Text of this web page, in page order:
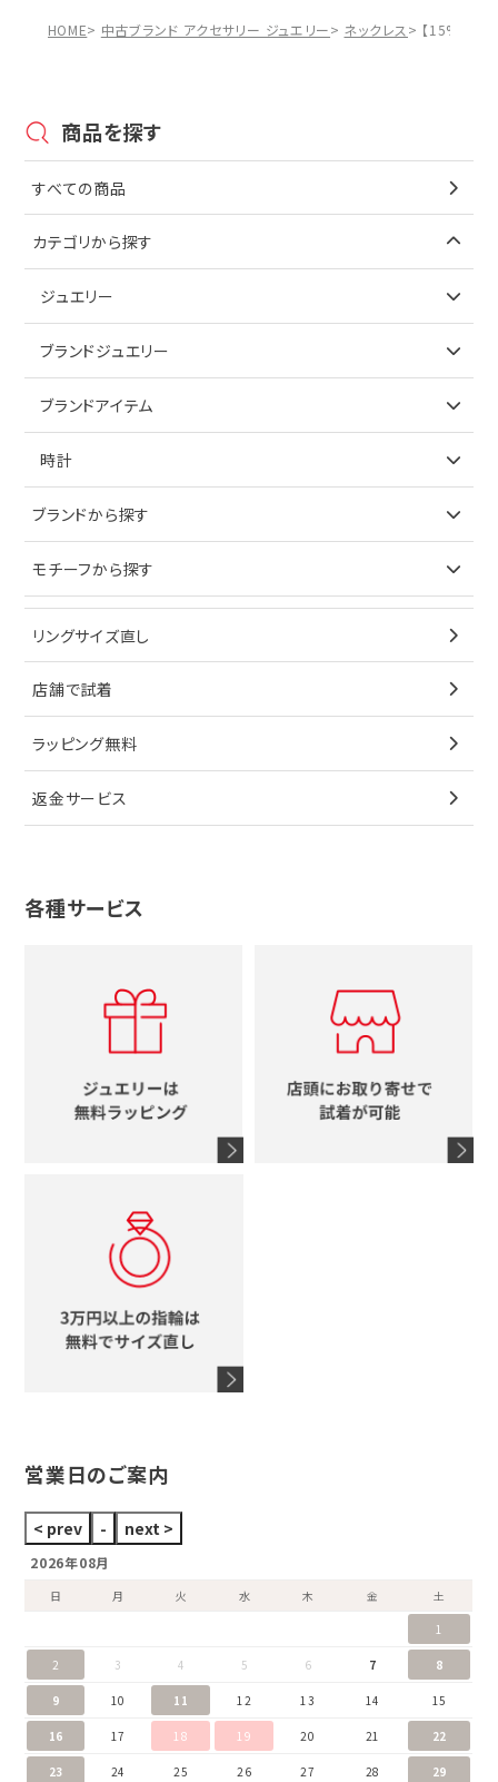
HOME 中古ブランド アクセサリー ジュエリー ネックレス 【15%OFF
商品を探す
すべての商品
カテゴリから探す
ジュエリー
アイテムで探す
ブレスレット
ペンダントトップ
ブローチ
その他
ノーブランドジュエリーをすべて見る
ブランドジュエリー
アイテムで探す
イヤリング
ブレスレット
ペンダントトップ
ブローチ
その他
ティファニー
ブルガリ
グッチ
スタージュエリー
ウノアエレ
ブランドアイテム
アイテムで探す
キーケース
サングラス
シューズ
香水
シャネル
コーチ
ブランドアイテムをすべて見る
時計
ブランドで探す
オメガ
シャネル
タグホイヤー
カルティエ
セイコー
メンズ時計
時計をすべて見る
ブランドから探す
ティファニー
ブルガリ
カルティエ
ウノアエレ
4℃
グッチ
ルイヴィトン
エルメス
シャネル
タグホイヤー
モチーフから探す
星
リボン
花
十字架
イニシャル
リングサイズ直し
店舗で試着
ラッピング無料
返金サービス
各種サービス
営業日のご案内
2026年08月
日 月 火 水 木 金
土
1
2 3 4 5 6 7 8
9 10 11 12 13 14 15
16 17 18 19 20 21 22
23 24 25 26 27 28 29